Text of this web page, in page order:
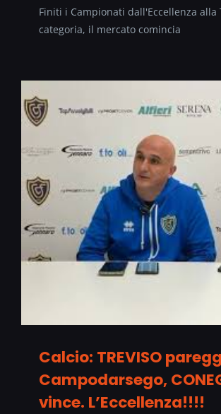
Finiti i Campionati dall'Eccellenza alla
categoria, il mercato comincia
Calcio: TREVISO
Campodarsego,
vince. L’Eccellenza!!!!